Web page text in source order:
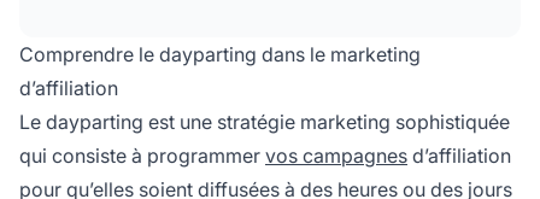
les indicateurs de performance pour affiner
votre stratégie et maximiser le ROI.
Comprendre le dayparting dans le marketing
d’affiliation
Le dayparting est une stratégie marketing sophistiquée
qui consiste à programmer vos campagnes d’affiliation
pour qu’elles soient diffusées à des heures ou des jours